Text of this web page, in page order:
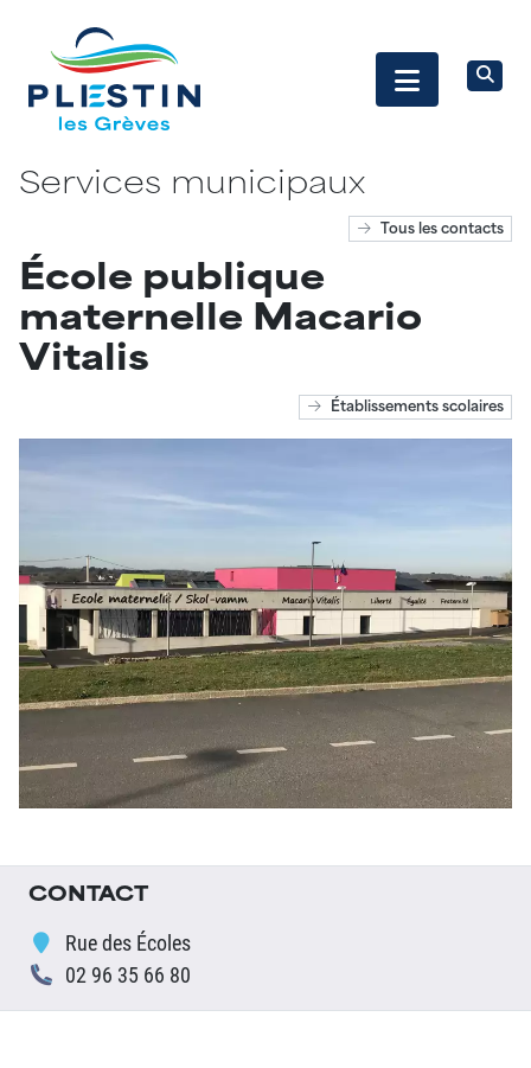
Services municipaux
Tous les contacts
École publique
maternelle Macario
Vitalis
Établissements scolaires
CONTACT
Rue des Écoles
02 96 35 66 80